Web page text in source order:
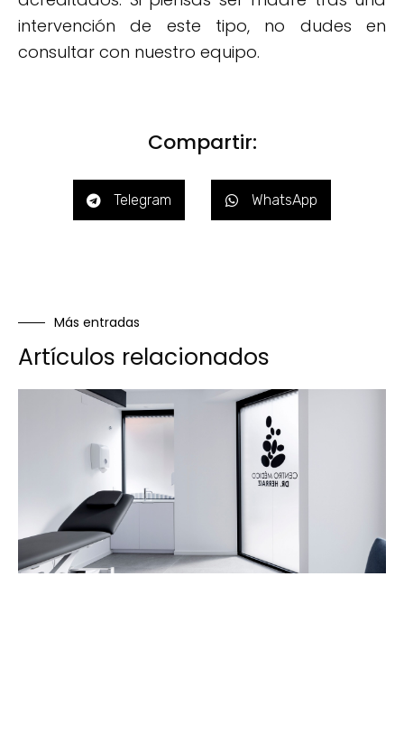
intervención de este tipo, no dudes en
consultar con nuestro equipo.
Compartir:
Telegram WhatsApp
Más entradas
Artículos relacionados